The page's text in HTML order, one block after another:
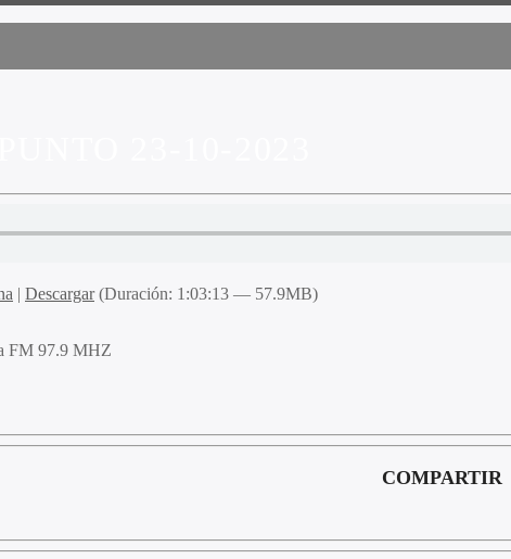
| Descargar(Duración: 1:03:13 — 57.9MB)
FM 97.9 MHZ
COMPARTIR